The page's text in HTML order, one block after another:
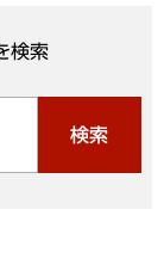
検索
検索